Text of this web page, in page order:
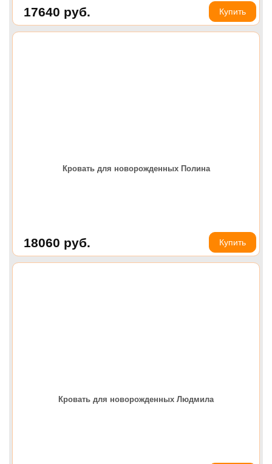
17640 руб. Купить
Кровать для новорожденных Полина
18060 руб. Купить
Кровать для новорожденных Людмила